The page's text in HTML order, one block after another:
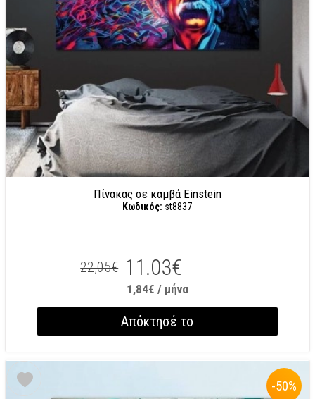
Πίνακας σε καμβά Einstein
Κωδικός: st8837
22,05€ 11.03€
1,84€ / μήνα
Απόκτησέ το
-50%